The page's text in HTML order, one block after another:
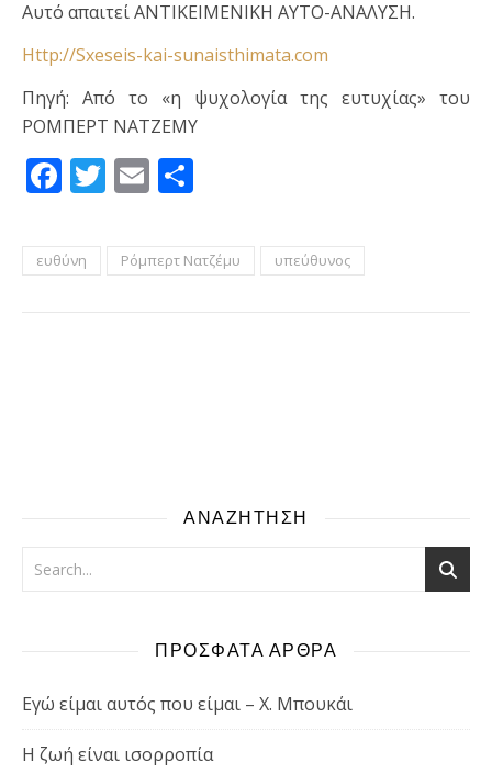
Αυτό απαιτεί ΑΝΤΙΚΕΙΜΕΝΙΚΗ ΑΥΤΟ-ΑΝΑΛΥΣΗ.
Http://Sxeseis-kai-sunaisthimata.com
Πηγή: Από το «η ψυχολογία της ευτυχίας» του
ΡΟΜΠΕΡΤ ΝΑΤΖΕΜΥ
Facebook
Twitter
Email
ευθύνη Ρόμπερτ Νατζέμυ υπεύθυνος
ΑΝΑΖΗΤΗΣΗ
ΠΡΟΣΦΑΤΑ ΑΡΘΡΑ
Εγώ είμαι αυτός που είμαι – Χ. Μπουκάι
Η ζωή είναι ισορροπία